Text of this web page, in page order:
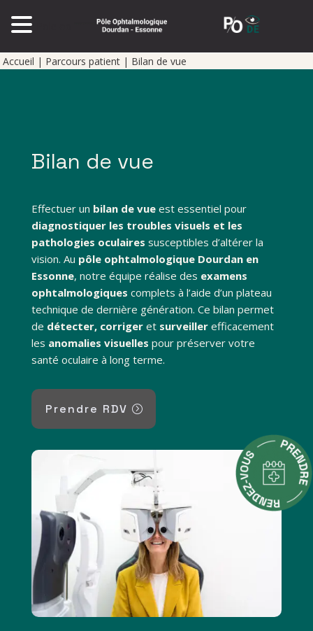
Accueil | Parcours patient | Bilan de vue
Bilan de vue
Effectuer un bilan de vueest essentiel pour
diagnostiquer les troubles visuels et les
pathologies oculaires susceptibles d’altérer la
vision. Au pôle ophtalmologique Dourdan en
Essonne, notre équipe réalise des examens
ophtalmologiques complets à l’aide d’un plateau
technique de dernière génération. Ce bilan permet
de détecter, corrigeret surveillerefficacement
les anomalies visuelles pour préserver votre
santé oculaire à long terme.
Prendre RDV